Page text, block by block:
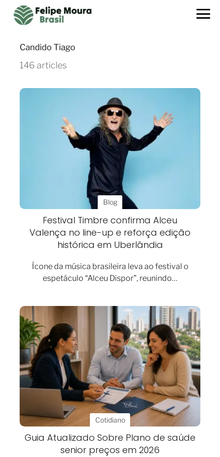
Candido Tiago
146 articles
Blog
Festival Timbre confirma Alceu
Valença no line-up e reforça edição
histórica em Uberlândia
Ícone da música brasileira leva ao festival o
espetáculo “Alceu Dispor”, reunindo…
Cotidiano
Guia Atualizado Sobre Plano de saúde
senior preços em 2026